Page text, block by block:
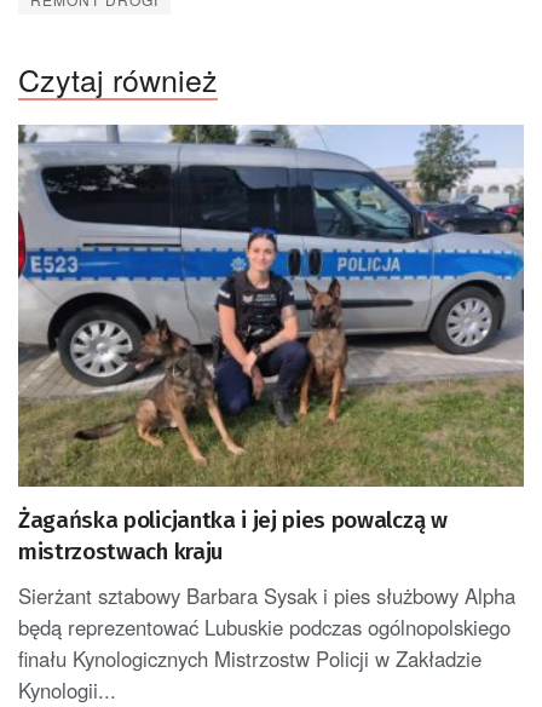
Czytaj również
Żagańska policjantka i jej pies powalczą w
mistrzostwach kraju
Sierżant sztabowy Barbara Sysak i pies służbowy Alpha
będą reprezentować Lubuskie podczas ogólnopolskiego
finału Kynologicznych Mistrzostw Policji w Zakładzie
Kynologii...